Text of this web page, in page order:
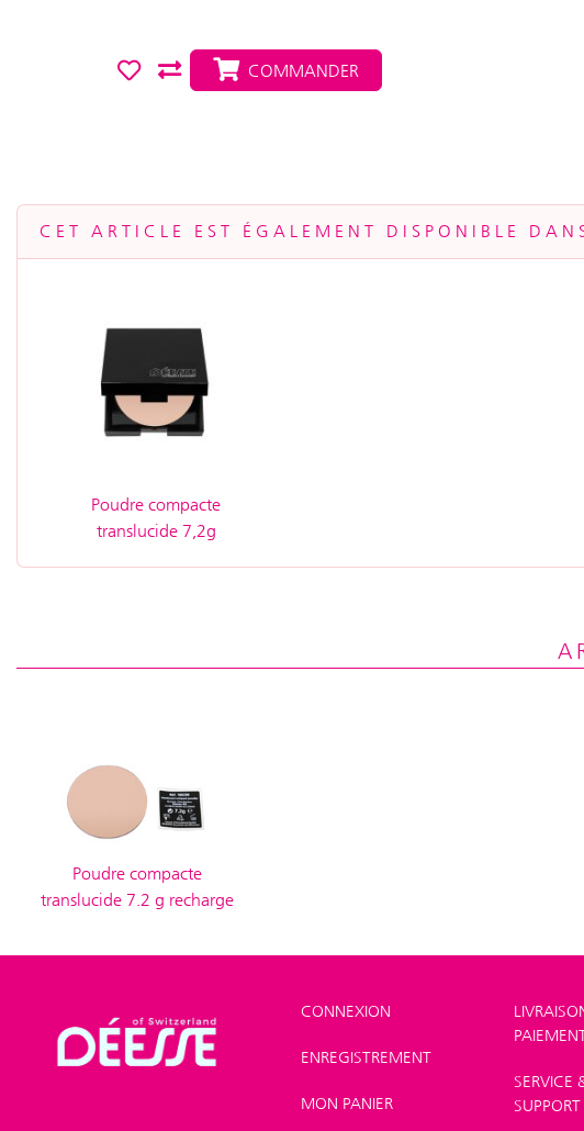
COMMANDER
CET ARTICLE EST ÉGALEMENT DISPONIBLE
Poudre compacte
translucide 7,2g
Poudre compacte
translucide 7.2 g recharge
Shop>
CONNEXION
ENREGISTREMENT
MON PANIER
SERVICE
SUPPORT